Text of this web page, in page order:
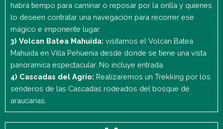
habrá tiempo para caminar o reposar por la orilla y quienes
lo deseen contratar una navegación para recorrer ese
mágico e imponente lugar.
3) Volcan Batea Mahuida: visitamos el Volcan Batea
Mahuida en Villa Pehuenia desde donde se tiene una vista
panoramica espectacular. No incluye entrada.
4) Cascadas del Agrio: Realizaremos un Trekking por los
senderos de las Cascadas rodeados del bosque de
araucarias.